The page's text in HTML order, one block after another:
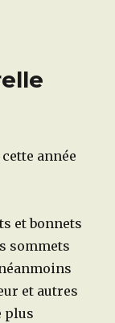
année
et bonnets
sommets
et autres
plus